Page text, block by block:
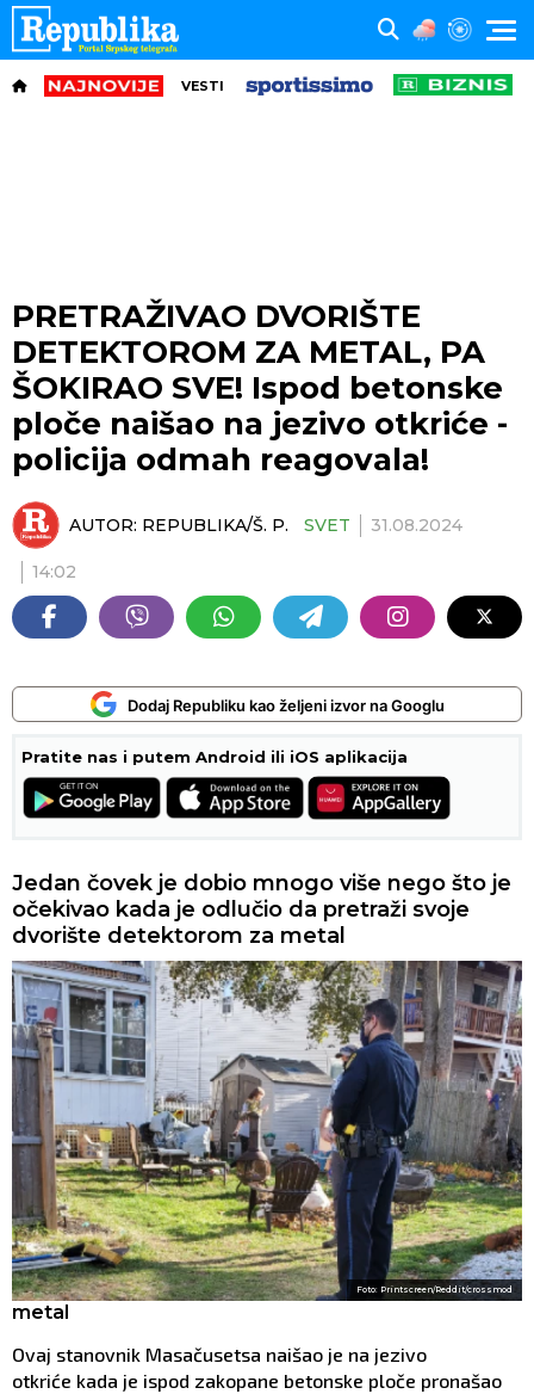
VESTI
PRETRAŽIVAO DVORIŠTE
DETEKTOROM ZA METAL, PA
ŠOKIRAO SVE! Ispod betonske
ploče naišao na jezivo otkriće -
policija odmah reagovala!
AUTOR: REPUBLIKA/Š. P. SVET 31.08.2024
14:02
Dodaj Republiku kao željeni izvor na Googlu
Pratite nas i putem Android ili iOS aplikacija
Jedan čovek je dobio mnogo više nego što je
očekivao kada je odlučio da pretraži svoje
dvorište detektorom za metal
Foto: Printscreen/Reddit/crossmod
metal
Ovaj stanovnik Masačusetsa naišao je na jezivo
otkriće kada je ispod zakopane betonske ploče pronašao